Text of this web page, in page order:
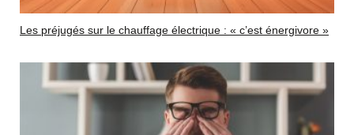
Les préjugés sur le chauffage électrique : « c’est énergivore »